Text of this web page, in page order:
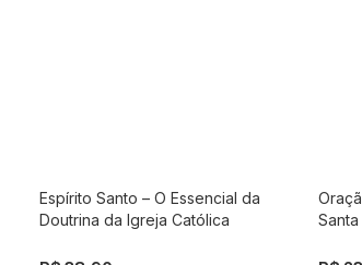
Comprar
Espírito Santo – O Essencial da
Doutrina da Igreja Católica